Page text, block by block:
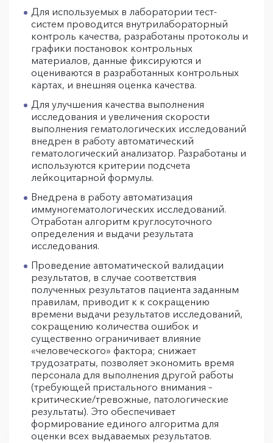
Для используемых в лаборатории тест-
систем проводится внутрилабораторный
контроль качества, разработаны протоколы и
графики постановок контрольных
материалов, данные фиксируются и
оцениваются в разработанных контрольных
картах, и внешняя оценка качества.
Для улучшения качества выполнения
исследования и увеличения скорости
выполнения гематологических исследований
внедрен в работу автоматический
гематологический анализатор. Разработаны и
используются критерии подсчета
лейкоцитарной формулы.
Внедрена в работу автоматизация
иммуногематологических исследований.
Отработан алгоритм круглосуточного
определения и выдачи результата
исследования.
Проведение автоматической валидации
результатов, в случае соответствия
полученных результатов пациента заданным
правилам, приводит к к сокращению
времени выдачи результатов исследований,
сокращению количества ошибок и
существенно ограничивает влияние
«человеческого» фактора; снижает
трудозатраты, позволяет экономить время
персонала для выполнения другой работы
(требующей пристального внимания –
критические/тревожные, патологические
результаты). Это обеспечивает
формирование единого алгоритма для
оценки всех выдаваемых результатов.